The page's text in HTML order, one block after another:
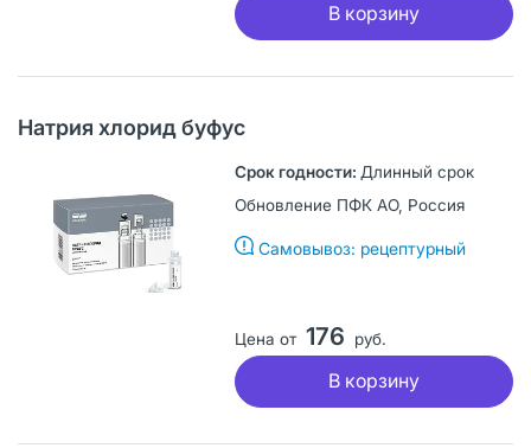
В корзину
Натрия хлорид буфус
Длинный срок
Обновление ПФК АО, Россия
Самовывоз: рецептурный
Цена от 176 руб.
В корзину